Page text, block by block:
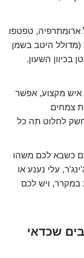
ארומתרפיה, טפטפו
(מדולל היטב בשמן
בכיוון השעון.
איש מקצוע, אפשר
צמחים
חשק לחלוט תה כל
כשבא לכם משהו
עלי נענע או
ויש לכם
שכדאי